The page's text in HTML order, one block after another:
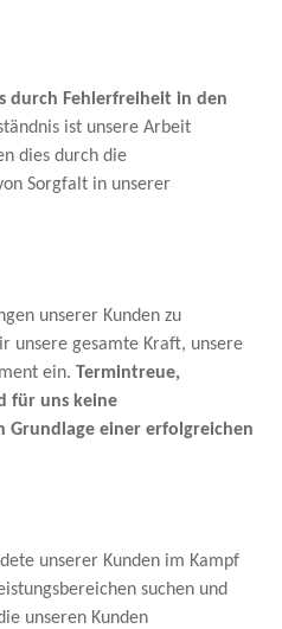
durch Fehlerfreiheit in den
ist unsere Arbeit
dies durch die
Sorgfalt in unserer
unserer Kunden zu
unsere gesamte Kraft, unsere
ein. Termintreue,
für uns keine
Grundlage einer erfolgreichen
unserer Kunden im Kampf
suchen und
unseren Kunden